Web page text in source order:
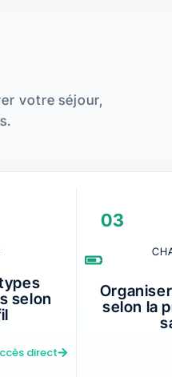
votre séjour,
selon
direct
03
selon la